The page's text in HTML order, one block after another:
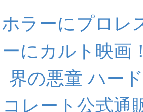
ホラーにプロレ
ーにカルト映画
界の悪童 ハー
コレート公式通